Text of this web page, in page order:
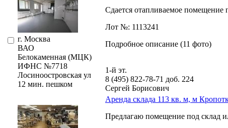
г. Москва
ВАО
Белокаменная (МЦК)
ИФНС №7718
Лосиноостровская ул
12 мин. пешком
Сдается отапливаемое
Лот №: 1113241
Подробное описание (11 фото)
1-й эт.
8 (495) 822-78-71 доб. 224
Сергей Борисович
Аренда склада 113 кв. м, м
Предлагаю помещение под склад